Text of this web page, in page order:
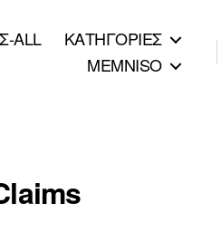
ALL
ΚΑΤΗΓΟΡΙΕΣ
MEMNISO